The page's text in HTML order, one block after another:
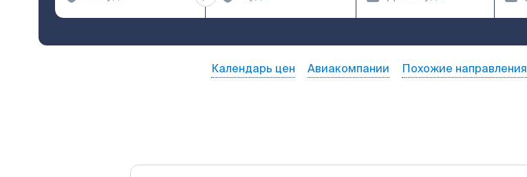
Календарь цен Авиакомпании Похожие направления